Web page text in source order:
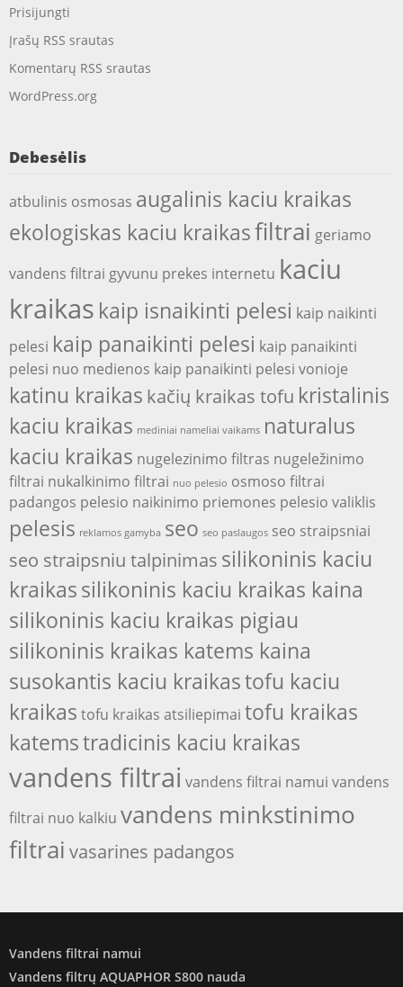
Prisijungti
Įrašų RSS srautas
Komentarų RSS srautas
WordPress.org
Debesėlis
atbulinis osmosas augalinis kaciu kraikas
ekologiskas kaciu kraikasfiltrai geriamo
vandens filtrai gyvunu prekes internetu kaciu
kraikas kaip isnaikinti pelesi kaip naikinti
pelesi kaip panaikinti pelesi kaip panaikinti
pelesi nuo medienos kaip panaikinti pelesi vonioje
katinu kraikas kačių kraikas tofu kristalinis
kaciu kraikas mediniai nameliai vaikams naturalus
kaciu kraikas nugelezinimo filtras nugeležinimo
filtrai nukalkinimo filtrai nuo pelesio osmoso filtrai
padangos pelesio naikinimo priemones pelesio valiklis
pelesis reklamos gamyba seo seo paslaugos seo straipsniai
seo straipsniu talpinimas silikoninis kaciu
kraikassilikoninis kaciu kraikas kaina
silikoninis kaciu kraikas pigiau
silikoninis kraikas katems kaina
susokantis kaciu kraikastofu kaciu
kraikas tofu kraikas atsiliepimai tofu kraikas
katemstradicinis kaciu kraikas
vandens filtrai vandens filtrai namui vandens
filtrai nuo kalkiu vandens minkstinimo
filtrai vasarines padangos
Vandens filtrai namui
Vandens filtrų AQUAPHOR S800 nauda